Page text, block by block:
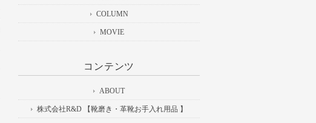
COLUMN
MOVIE
コンテンツ
ABOUT
株式会社R&D 【靴磨き・革靴お手入れ用品 】